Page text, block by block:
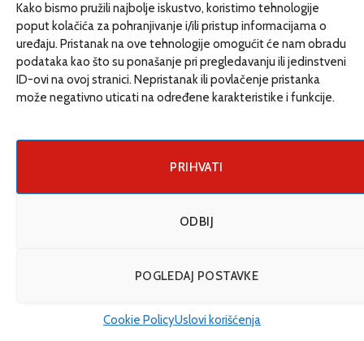
Kako bismo pružili najbolje iskustvo, koristimo tehnologije
poput kolačića za pohranjivanje i/ili pristup informacijama o
uređaju. Pristanak na ove tehnologije omogućit će nam obradu
podataka kao što su ponašanje pri pregledavanju ili jedinstveni
ID-ovi na ovoj stranici. Nepristanak ili povlačenje pristanka
može negativno uticati na određene karakteristike i funkcije.
PRIHVATI
ODBIJ
POGLEDAJ POSTAVKE
Cookie PolicyUslovi korišćenja
Beton izjeda zelenilo: Skrivena cijena urbanog
razvoja